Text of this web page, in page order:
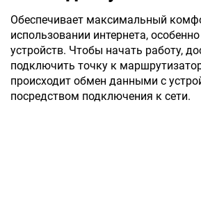
Обеспечивает максимальный
использовании интернета,
устройств. Чтобы начать работу,
подключить точку к
происходит обмен данными с
посредством подключения к сети.